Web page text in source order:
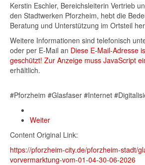
Kerstin Eschler, Bereichsleiterin Vertrieb
den Stadtwerken Pforzheim, hebt die
Beratung und Unterstützung im Ortsteil
Weitere Informationen sind telefonisch
oder per E-Mail an Diese E-Mail-Adresse
geschützt! Zur Anzeige muss JavaScript
erhältlich.
#Pforzheim #Glasfaser #Internet
Weiter
Content Original Link:
https://pforzheim-city.de/pforzheim-stadt/
vorvermarktung-vom-01-04-30-06-2026